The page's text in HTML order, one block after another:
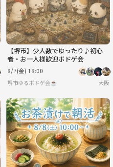
【堺市】少人数でゆったり♪初心
者・お一人様歓迎ボドゲ会
8/7(金) 18:00
堺市ゆるボドゲ会☕️ 大阪